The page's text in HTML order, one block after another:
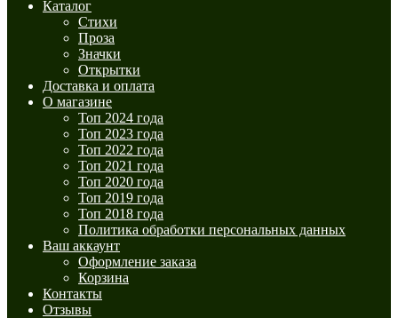
Каталог
Стихи
Проза
Значки
Открытки
Доставка и оплата
О магазине
Топ 2024 года
Топ 2023 года
Топ 2022 года
Топ 2021 года
Топ 2020 года
Топ 2019 года
Топ 2018 года
Политика обработки персональных данных
Ваш аккаунт
Оформление заказа
Корзина
Контакты
Отзывы